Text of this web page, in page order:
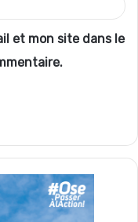
et mon site dans le